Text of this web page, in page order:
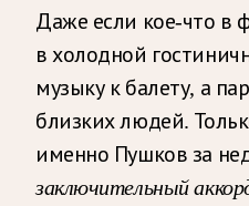
Даже если кое-что в
в холодной
музыку к балету, а
близких людей.
именно Пушков за
заключительный